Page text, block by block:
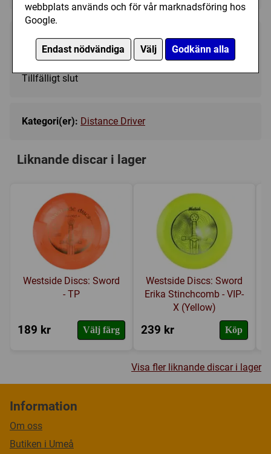
webbplats används och för vår marknadsföring hos
Google.
Endast nödvändiga Välj Godkänn alla
189 kr Bevaka
Tillfälligt slut
Kategori(er): Distance Driver
Liknande discar i lager
Westside Discs: Sword
- TP
189 kr Välj färg
Westside Discs: Sword
Erika Stinchcomb - VIP-
X (Yellow)
239 kr Köp
Visa fler liknande discar i lager
Information
Om oss
Butiken i Umeå